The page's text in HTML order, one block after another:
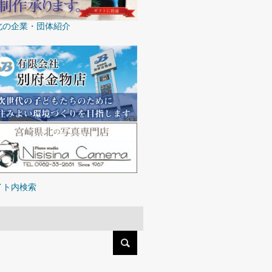
の企業・団体紹介
ト内検索